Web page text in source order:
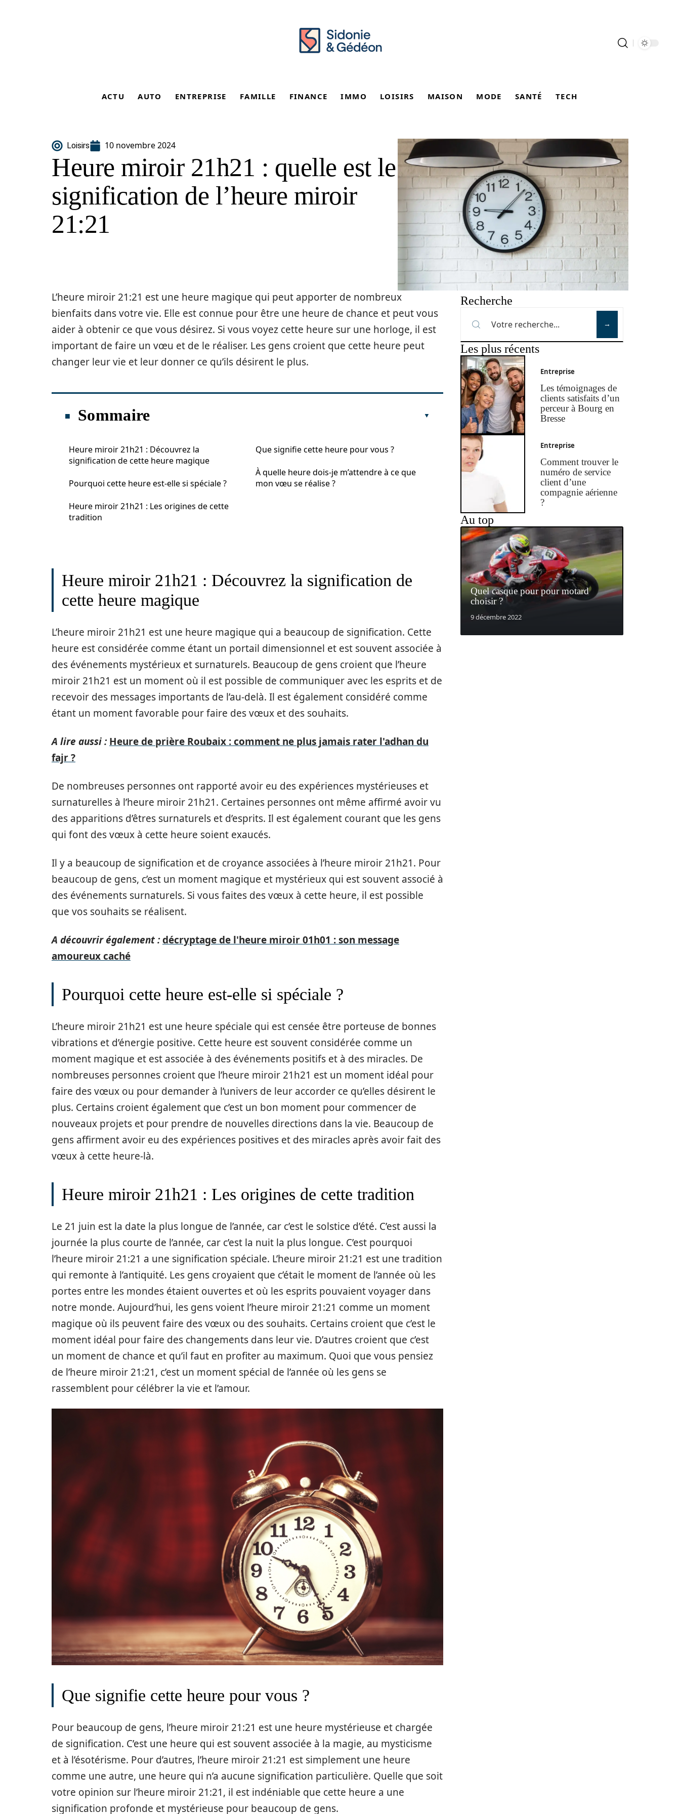
ACTU AUTO ENTREPRISE FAMILLE FINANCE IMMO LOISIRS MAISON MODE SANTÉ TECH
Loisirs 10 novembre 2024
Heure miroir 21h21 : quelle est le
signification de l’heure miroir
21:21
L’heure miroir 21:21 est une heure magique qui peut apporter de nombreux
bienfaits dans votre vie. Elle est connue pour être une heure de chance et peut vous
aider à obtenir ce que vous désirez. Si vous voyez cette heure sur une horloge, il est
important de faire un vœu et de le réaliser. Les gens croient que cette heure peut
changer leur vie et leur donner ce qu’ils désirent le plus.
Sommaire
Heure miroir 21h21 : Découvrez la
signification de cette heure magique
Pourquoi cette heure est-elle si spéciale ?
Heure miroir 21h21 : Les origines de cette
tradition
Que signifie cette heure pour vous ?
À quelle heure dois-je m’attendre à ce que
mon vœu se réalise ?
Heure miroir 21h21 : Découvrez la signification de
cette heure magique
L’heure miroir 21h21 est une heure magique qui a beaucoup de signification. Cette
heure est considérée comme étant un portail dimensionnel et est souvent associée à
des événements mystérieux et surnaturels. Beaucoup de gens croient que l’heure
miroir 21h21 est un moment où il est possible de communiquer avec les esprits et de
recevoir des messages importants de l’au-delà. Il est également considéré comme
étant un moment favorable pour faire des vœux et des souhaits.
A lire aussi : Heure de prière Roubaix : comment ne plus jamais rater l'adhan du
fajr ?
De nombreuses personnes ont rapporté avoir eu des expériences mystérieuses et
surnaturelles à l’heure miroir 21h21. Certaines personnes ont même affirmé avoir vu
des apparitions d’êtres surnaturels et d’esprits. Il est également courant que les gens
qui font des vœux à cette heure soient exaucés.
Il y a beaucoup de signification et de croyance associées à l’heure miroir 21h21. Pour
beaucoup de gens, c’est un moment magique et mystérieux qui est souvent associé à
des événements surnaturels. Si vous faites des vœux à cette heure, il est possible
que vos souhaits se réalisent.
A découvrir également :décryptage de l'heure miroir 01h01 : son message
amoureux caché
Pourquoi cette heure est-elle si spéciale ?
L’heure miroir 21h21 est une heure spéciale qui est censée être porteuse de bonnes
vibrations et d’énergie positive. Cette heure est souvent considérée comme un
moment magique et est associée à des événements positifs et à des miracles. De
nombreuses personnes croient que l’heure miroir 21h21 est un moment idéal pour
faire des vœux ou pour demander à l’univers de leur accorder ce qu’elles désirent le
plus. Certains croient également que c’est un bon moment pour commencer de
nouveaux projets et pour prendre de nouvelles directions dans la vie. Beaucoup de
gens affirment avoir eu des expériences positives et des miracles après avoir fait des
vœux à cette heure-là.
Heure miroir 21h21 : Les origines de cette tradition
Le 21 juin est la date la plus longue de l’année, car c’est le solstice d’été. C’est aussi la
journée la plus courte de l’année, car c’est la nuit la plus longue. C’est pourquoi
l’heure miroir 21:21 a une signification spéciale. L’heure miroir 21:21 est une tradition
qui remonte à l’antiquité. Les gens croyaient que c’était le moment de l’année où les
portes entre les mondes étaient ouvertes et où les esprits pouvaient voyager dans
notre monde. Aujourd’hui, les gens voient l’heure miroir 21:21 comme un moment
magique où ils peuvent faire des vœux ou des souhaits. Certains croient que c’est le
moment idéal pour faire des changements dans leur vie. D’autres croient que c’est
un moment de chance et qu’il faut en profiter au maximum. Quoi que vous pensiez
de l’heure miroir 21:21, c’est un moment spécial de l’année où les gens se
rassemblent pour célébrer la vie et l’amour.
Que signifie cette heure pour vous ?
Pour beaucoup de gens, l’heure miroir 21:21 est une heure mystérieuse et chargée
de signification. C’est une heure qui est souvent associée à la magie, au mysticisme
et à l’ésotérisme. Pour d’autres, l’heure miroir 21:21 est simplement une heure
comme une autre, une heure qui n’a aucune signification particulière. Quelle que soit
votre opinion sur l’heure miroir 21:21, il est indéniable que cette heure a une
signification profonde et mystérieuse pour beaucoup de gens.
Recherche
Les plus récents
Entreprise
Les témoignages de
clients satisfaits d’un
perceur à Bourg en
Bresse
Entreprise
Comment trouver le
numéro de service
client d’une
compagnie aérienne
?
Au top
Quel casque pour pour motard
choisir ?
9 décembre 2022